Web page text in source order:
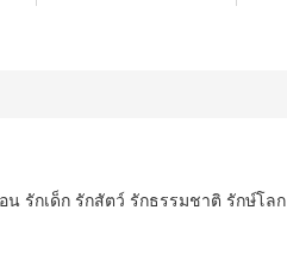
น รักเด็ก รักสัตว์ รักธรรมชาติ รักษ์โลก